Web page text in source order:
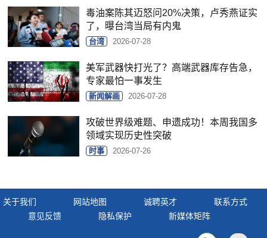
毒油案陈其迈怒问20%决策，卢秀燕证实
了，曝台湾当局有内鬼
台湾 2026-07-28
美军武器快打光了？高端武器库存告急，
专家最怕一事发生
新闻解画 2026-07-28
攻破世界级难题、申遗成功！本周我国多
领域实现历史性突破
时事 2026-07-26
关于我们 网站地图 诚聘英才
联系方式
意见反馈
隐私保护 新媒体矩阵